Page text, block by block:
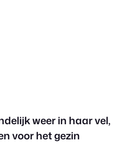
weer in haar vel,
voor het gezin